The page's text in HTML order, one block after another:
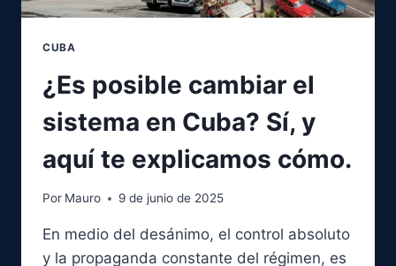
CUBA
¿Es posible cambiar el
sistema en Cuba? Sí, y
aquí te explicamos cómo.
Por Mauro 9 de junio de 2025
En medio del desánimo, el control absoluto
y la propaganda constante del régimen, es